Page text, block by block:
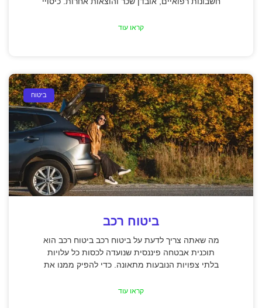
קראו עוד
ביטוח
ביטוח רכב
מה שאתה צריך לדעת על ביטוח רכב ביטוח רכב הוא
תוכנית אבטחה פיננסית שנועדה לכסות כל עלויות
בלתי צפויות הנובעות מתאונה. כדי להפיק ממנו את
קראו עוד